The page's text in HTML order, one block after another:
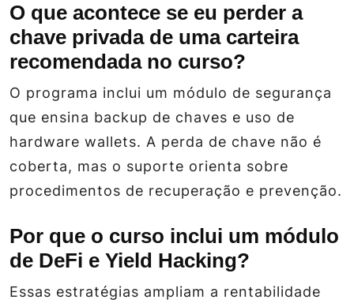
O que acontece se eu perder a
chave privada de uma carteira
recomendada no curso?
O programa inclui um módulo de segurança
que ensina backup de chaves e uso de
hardware wallets. A perda de chave não é
coberta, mas o suporte orienta sobre
procedimentos de recuperação e prevenção.
Por que o curso inclui um módulo
de DeFi e Yield Hacking?
Essas estratégias ampliam a rentabilidade